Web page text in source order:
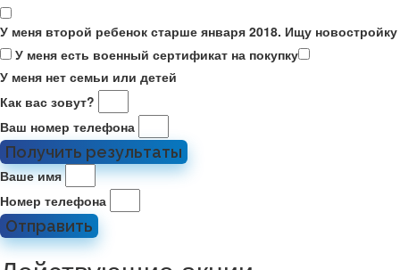
У меня второй ребенок старше января 2018. Ищу новостройку
У меня есть военный сертификат на покупку
У меня нет семьи или детей
Как вас зовут?
Ваш номер телефона
Получить результаты
Ваше имя
Номер телефона
Отправить